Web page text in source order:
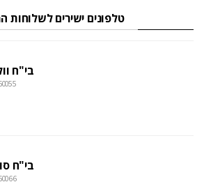
טלפונים ישירים לשלוחות
בי"ח
בי"ח